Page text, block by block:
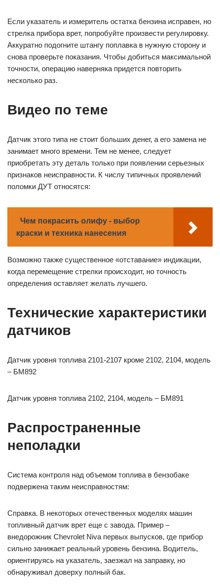
Если указатель и измеритель остатка бензина исправен, но
стрелка прибора врет, попробуйте произвести регулировку.
Аккуратно подогните штангу поплавка в нужную сторону и
снова проверьте показания. Чтобы добиться максимальной
точности, операцию наверняка придется повторить
несколько раз.
Видео по теме
Датчик этого типа не стоит больших денег, а его замена не
занимает много времени. Тем не менее, следует
приобретать эту деталь только при появлении серьезных
признаков неисправности. К числу типичных проявлений
поломки ДУТ относятся:
Чем покрасить олифу - выбор
краски и техника нанесения
Возможно также существенное «отставание» индикации,
когда перемещение стрелки происходит, но точность
определения оставляет желать лучшего.
Технические характеристики
датчиков
Датчик уровня топлива 2101-2107 кроме 2102, 2104, модель
– БМ892
Датчик уровня топлива 2102, 2104, модель – БМ891
Распространенные
неполадки
Система контроля над объемом топлива в бензобаке
подвержена таким неисправностям:
Справка. В некоторых отечественных моделях машин
топливный датчик врет еще с завода. Пример –
внедорожник Chevrolet Niva первых выпусков, где прибор
сильно занижает реальный уровень бензина. Водитель,
ориентируясь на указатель, заезжал на заправку, но
обнаруживал доверху полный бак.